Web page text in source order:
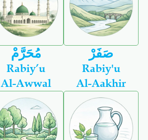
مُحَرَّمْ صَفَرْ
Rabiy’u
Al-Awwal
Rabiy'u
Al-Aakhir